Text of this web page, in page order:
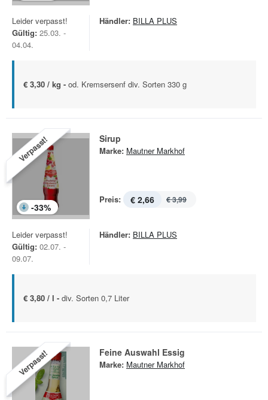
Leider verpasst!
Gültig: 25.03. -
04.04.
Händler: BILLA PLUS
€ 3,30 / kg - od. Kremsersenf div. Sorten 330 g
Verpasst!
-33%
Sirup
Marke: Mautner Markhof
Preis: € 2,66 € 3,99
Leider verpasst!
Gültig: 02.07. -
09.07.
Händler: BILLA PLUS
€ 3,80 / l - div. Sorten 0,7 Liter
Verpasst! Feine Auswahl Essig
Marke: Mautner Markhof